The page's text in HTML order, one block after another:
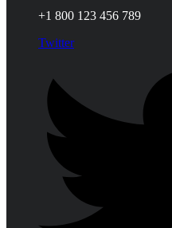
+1 800 123 456 789
Twitter